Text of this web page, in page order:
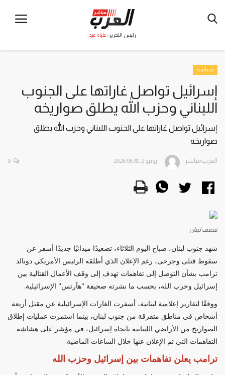
رئيس التحرير : علياء عيد
سياسة
إسرائيل تواصل غاراتها على الجنوب
اللبناني وحزب الله يطلق صواريخه
إسرائيل تواصل غاراتها على الجنوب اللبناني وحزب الله يطلق
صواريخه
العرب مباشر يونيو 2, 2026 05:38 0
قصف لبنان
شهد جنوب لبنان، صباح اليوم الثلاثاء، تصعيدًا ميدانيًا جديدًا أسفر عن
سقوط قتلى وجرحى، رغم الإعلان الذي أطلقه الرئيس الأمريكي دونالد
ترامب بشأن التوصل إلى تفاهمات تهدف إلى وقف الأعمال القتالية بين
إسرائيل وحزب الله، بحسب ما نشرته صحيفة "هآرتس" الإسرائيلية.
ووفقًا لتقارير إعلامية لبنانية، أسفرت الغارات الإسرائيلية عن مقتل أربعة
أشخاص في مناطق متفرقة من جنوب لبنان، بينما استمرت عمليات إطلاق
الصواريخ من الأراضي اللبنانية باتجاه إسرائيل، في مؤشر على هشاشة
التفاهمات التي تم الإعلان عنها خلال الساعات الماضية.
ترامب يعلن تفاهمات بين إسرائيل وحزب الله